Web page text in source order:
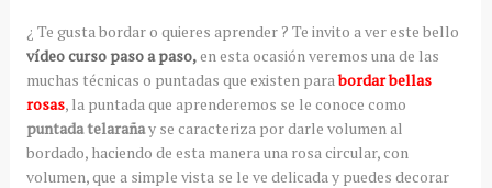
¿ Te gusta bordar o quieres aprender ? Te invito a ver este bello
vídeo curso paso a paso,en esta ocasión veremos una de las
muchas técnicas o puntadas que existen parabordar bellas
rosas, la puntada que aprenderemos se le conoce como
puntada telarañay se caracteriza por darle volumen al
bordado, haciendo de esta manera una rosa circular, con
volumen, que a simple vista se le ve delicada y puedes decorar